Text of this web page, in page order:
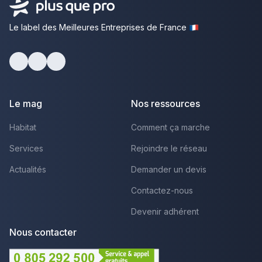
Le label des Meilleures Entreprises de France
Le mag
Habitat
Services
Actualités
Nos ressources
Comment ça marche
Rejoindre le réseau
Demander un devis
Contactez-nous
Devenir adhérent
Nous contacter